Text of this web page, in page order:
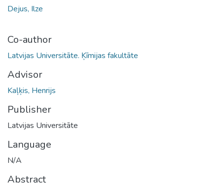
Dejus, Ilze
Co-author
Latvijas Universitāte. Ķīmijas fakultāte
Advisor
Kaļķis, Henrijs
Publisher
Latvijas Universitāte
Language
N/A
Abstract